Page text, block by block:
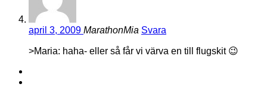
april 3, 2009 MarathonMia Svara
>Maria: haha- eller så får vi värva en till flugskit 😉